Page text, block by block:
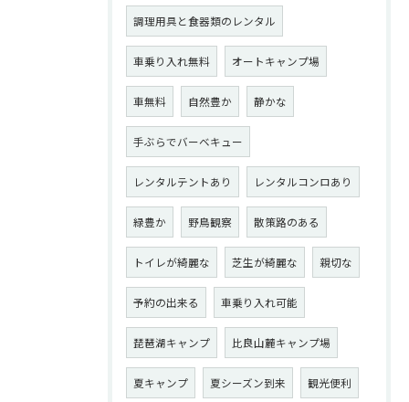
調理用具と食器類のレンタル
車乗り入れ無料 オートキャンプ場
車無料 自然豊か 静かな
手ぶらでバーベキュー
レンタルテントあり レンタルコンロあり
緑豊か 野鳥観察 散策路のある
トイレが綺麗な 芝生が綺麗な 親切な
予約の出来る 車乗り入れ可能
琵琶湖キャンプ 比良山麓キャンプ場
夏キャンプ 夏シーズン到来 観光便利